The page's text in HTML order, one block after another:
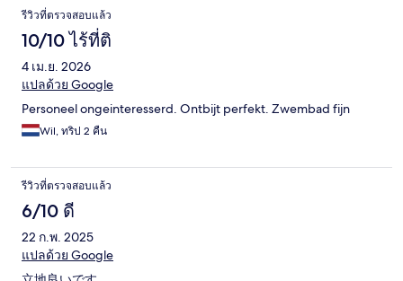
รีวิวที่ตรวจสอบแล้ว
10/10 ไร้ที่ติ
4 เม.ย. 2026
แปลด้วย Google
Personeel ongeinteresserd. Ontbijt perfekt. Zwembad fijn
Wil, ทริป 2 คืน
รีวิวที่ตรวจสอบแล้ว
6/10 ดี
22 ก.พ. 2025
แปลด้วย Google